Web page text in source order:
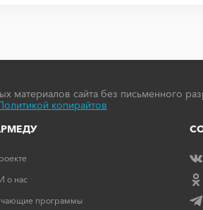
материалов сайта без письменного
копирайтов
о нас
программы